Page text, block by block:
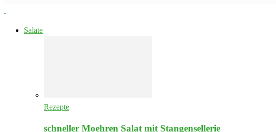
Salate
Rezepte
schneller Moehren Salat mit Stangensellerie